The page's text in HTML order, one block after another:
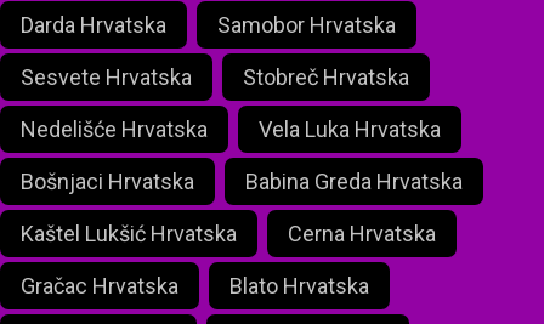
Darda Hrvatska Samobor Hrvatska
Sesvete Hrvatska Stobreč Hrvatska
Nedelišće Hrvatska Vela Luka Hrvatska
Bošnjaci Hrvatska Babina Greda Hrvatska
Kaštel Lukšić Hrvatska Cerna Hrvatska
Gračac Hrvatska Blato Hrvatska